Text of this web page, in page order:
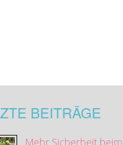
BEITRÄGE
Mehr Sicherheit beim